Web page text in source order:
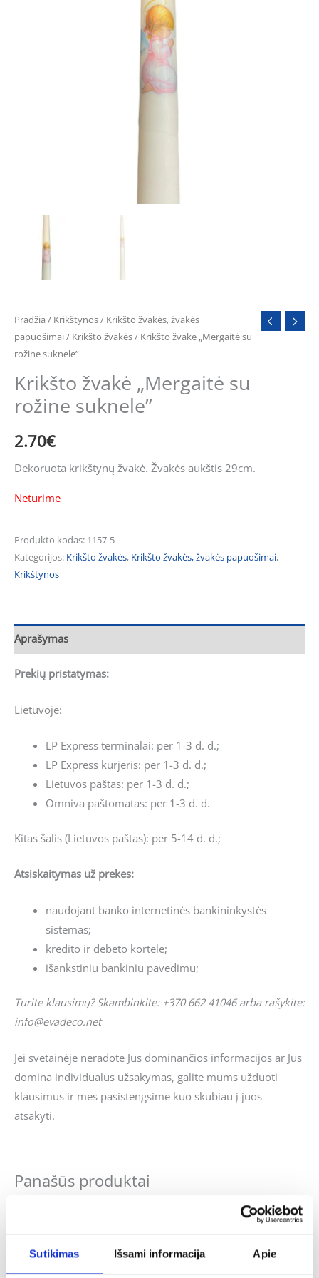
Sutikimas Išsami informacija Apie
Pradžia / Krikštynos/ Krikšto žvakės, žvakės
papuošimai/ Krikšto žvakės/ Krikšto žvakė „Mergaitė su
rožine suknele”
Krikšto žvakė „Mergaitė su
rožine suknele”
2.70€
Dekoruota krikštynų žvakė. Žvakės aukštis 29cm.
Neturime
Produkto kodas: 1157-5
Kategorijos: Krikšto žvakės, Krikšto žvakės, žvakės papuošimai,
Krikštynos
Aprašymas
Prekių pristatymas:
Lietuvoje:
LP Express terminalai: per 1-3 d. d.;
LP Express kurjeris: per 1-3 d. d.;
Lietuvos paštas: per 1-3 d. d.;
Omniva paštomatas: per 1-3 d. d.
Kitas šalis (Lietuvos paštas): per 5-14 d. d.;
Atsiskaitymas už prekes:
naudojant banko internetinės bankininkystės
sistemas;
kredito ir debeto kortele;
išankstiniu bankiniu pavedimu;
Turite klausimų? Skambinkite: +370 662 41046 arba rašykite:
info@evadeco.net
Jei svetainėje neradote Jus dominančios informacijos ar Jus
domina individualus užsakymas, galite mums užduoti
klausimus ir mes pasistengsime kuo skubiau į juos
atsakyti.
Panašūs produktai
-41%
was:
32.00€.
Current
is: